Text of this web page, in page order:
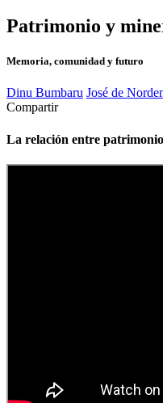
Patrimonio y
Memoria, comunidad y futuro
Dinu Bumbaru José de
Compartir
La relación entre